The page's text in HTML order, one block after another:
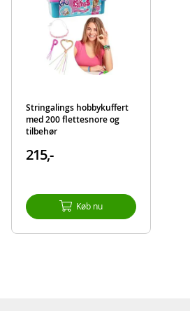
Stringalings hobbykuffert
med 200 flettesnore og
tilbehør
215,-
Køb nu